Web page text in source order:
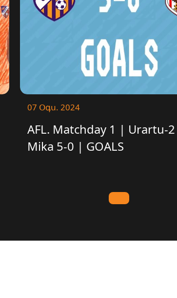
07 Օգս. 2024
AFL. Matchday 1 | Urartu-2
Mika 5-0 | GOALS